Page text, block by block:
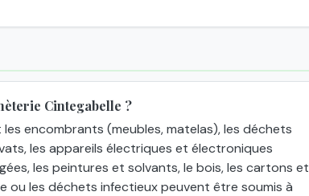
Cintegabelle ?
encombrants (meubles, matelas), les déchets
les appareils électriques et électroniques
les peintures et solvants, le bois, les cartons et
ou les déchets infectieux peuvent être soumis à